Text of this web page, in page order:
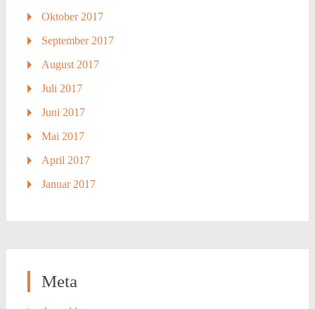
Oktober 2017
September 2017
August 2017
Juli 2017
Juni 2017
Mai 2017
April 2017
Januar 2017
Meta